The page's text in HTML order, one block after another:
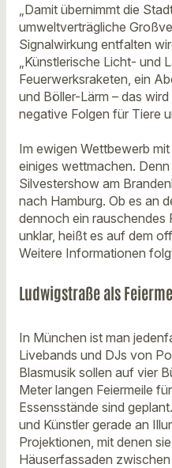
„Damit übernimmt die
umweltverträgliche
Signalwirkung entfalten
„Künstlerische Licht- und
Feuerwerksraketen, ein
und Böller-Lärm – das
negative Folgen für Tiere
Im ewigen Wettbewerb
einiges wettmachen.
Silvestershow am
nach Hamburg. Ob es an
dennoch ein rauschendes
unklar, heißt es auf dem
Weitere Informationen
Ludwigstraße als
In München ist man
Livebands und DJs von
Blasmusik sollen auf vier
Meter langen Feiermeile
Essensstände sind
und Künstler gerade an
Projektionen, mit denen
Häuserfassaden